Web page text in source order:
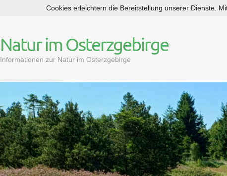
p
t
c
n
t
e
n
t
Natur im Osterzgebirge
Informationen zur Natur im Osterzgebirge
Cookies erleichtern die Bereitstellung unserer Dienste.